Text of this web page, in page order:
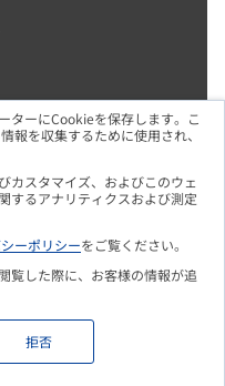
ターにCookieを保存します。こ
報を収集するために使用され、
カスタマイズ、およびこのウェ
するアナリティクスおよび測定
ーポリシーをご覧ください。
覧した際に、お客様の情報が追
拒否